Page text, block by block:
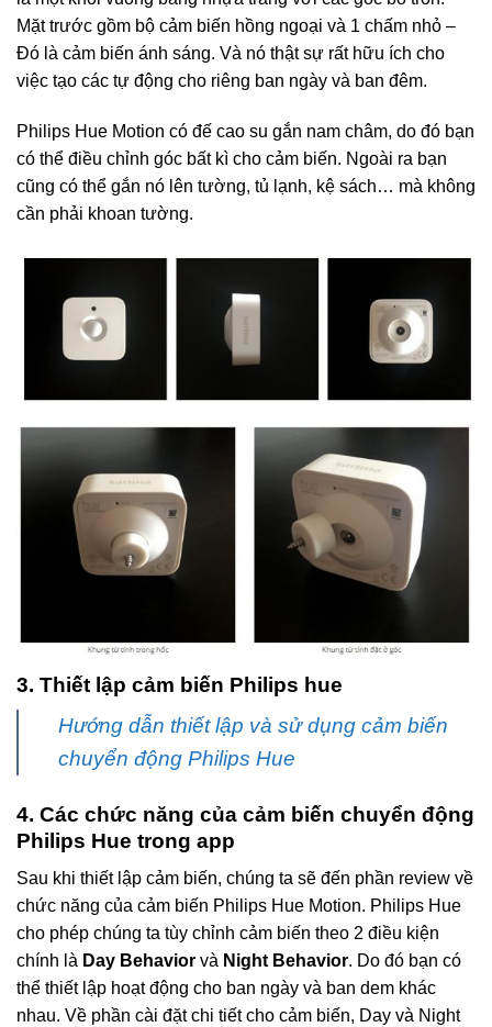
Mặt trước gồm bộ cảm biến hồng ngoại và 1 chấm nhỏ –
Đó là cảm biến ánh sáng. Và nó thật sự rất hữu ích cho
việc tạo các tự động cho riêng ban ngày và ban đêm.
Philips Hue Motion có đế cao su gắn nam châm, do đó bạn
có thể điều chỉnh góc bất kì cho cảm biến. Ngoài ra bạn
cũng có thể gắn nó lên tường, tủ lạnh, kệ sách… mà không
cần phải khoan tường.
3. Thiết lập cảm biến Philips hue
Hướng dẫn thiết lập và sử dụng cảm biến
chuyển động Philips Hue
4. Các chức năng của cảm biến chuyển động
Philips Hue trong app
Sau khi thiết lập cảm biến, chúng ta sẽ đến phần review về
chức năng của cảm biến Philips Hue Motion. Philips Hue
cho phép chúng ta tùy chỉnh cảm biến theo 2 điều kiện
chính là Day Behavior và Night Behavior. Do đó bạn có
thể thiết lập hoạt động cho ban ngày và ban dem khác
nhau. Về phần cài đặt chi tiết cho cảm biến, Day và Night